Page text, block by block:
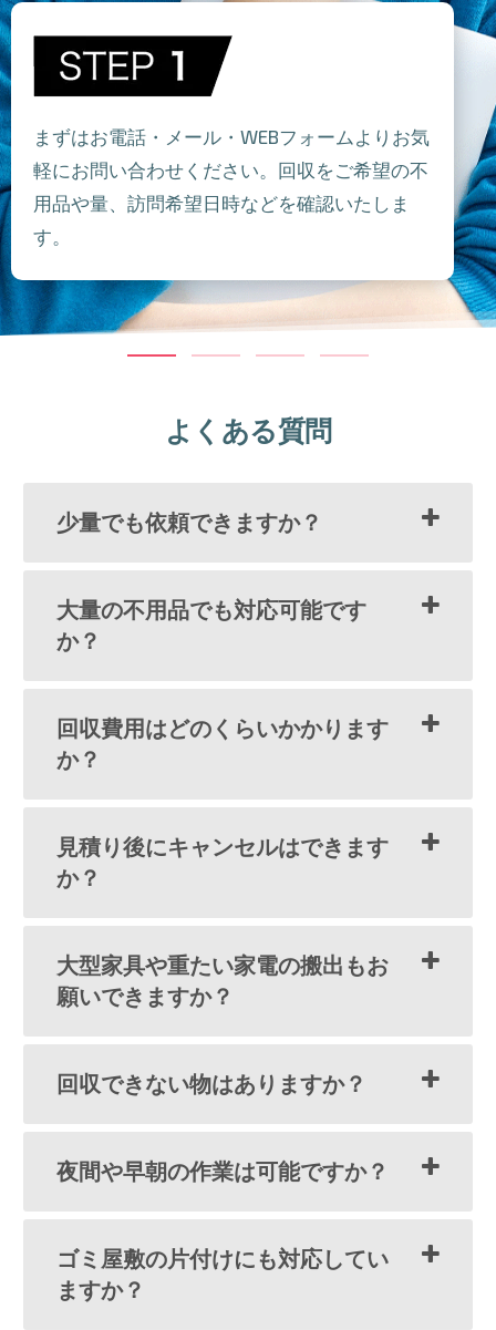
まずはお電話・メール・WEBフォームよりお気
軽にお問い合わせください。回収をご希望の不
用品や量、訪問希望日時などを確認いたしま
す。
よくある質問
少量でも依頼できますか？
大量の不用品でも対応可能です
か？
回収費用はどのくらいかかります
か？
見積り後にキャンセルはできます
か？
大型家具や重たい家電の搬出もお
願いできますか？
回収できない物はありますか？
夜間や早朝の作業は可能ですか？
ゴミ屋敷の片付けにも対応してい
ますか？